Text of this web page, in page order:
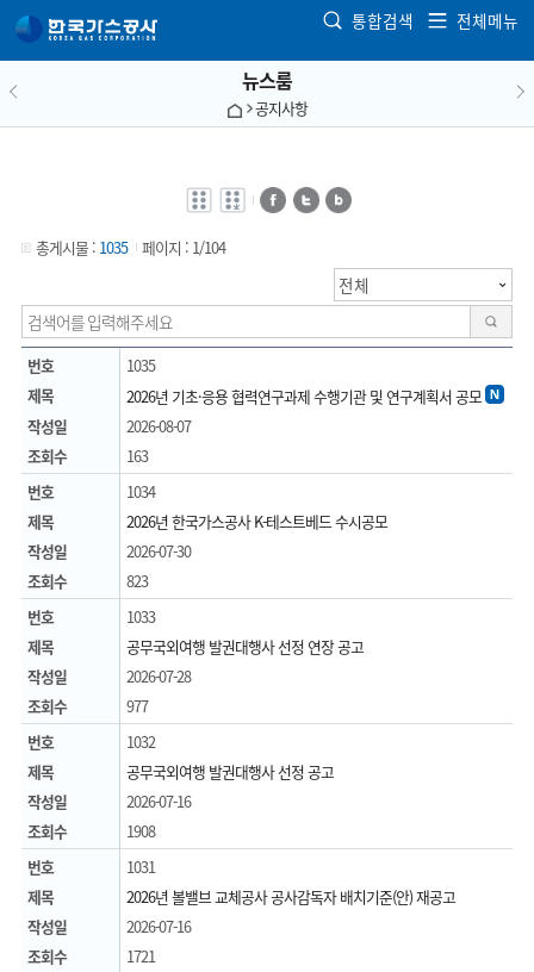
통합검색 전체메뉴
뉴스룸
공지사항
전자점자
바로보기
전자점자
다운로드
페이스북트위터블로그
총게시물 : 1035 페이지 : 1/104
검색
번호
1035
제목
2026년 기초·응용 협력연구과제 수행기관 및 연구계획서 공모
작성일
2026-08-07
조회수
163
번호
1034
제목
2026년 한국가스공사 K-테스트베드 수시공모
작성일
2026-07-30
조회수
823
번호
1033
제목
공무국외여행 발권대행사 선정 연장 공고
작성일
2026-07-28
조회수
977
번호
1032
제목
공무국외여행 발권대행사 선정 공고
작성일
2026-07-16
조회수
1908
번호
1031
제목
2026년 볼밸브 교체공사 공사감독자 배치기준(안) 재공고
작성일
2026-07-16
조회수
1721